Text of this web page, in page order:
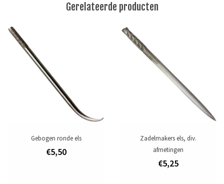
9,5 cm (2-3 / 4 ")
Materiaal:
This awl haft is designed to fit all of our awl blades, this screw lock
haft make it easy to change blades for different use. The
round handle back is perfect for push and punch action.
Hardwood handle with solid brass chuck.
For use with 3319 Series Straight Round Blades, Curved Blades
and Diamond Blades.
Gerelateerde producten
Gebogen ronde els
€5,50
Zadelmakers els, div.
afmetingen
€5,25